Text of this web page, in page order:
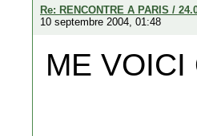
Re: RENCONTRE A PARIS /
10 septembre 2004, 01:48
ME